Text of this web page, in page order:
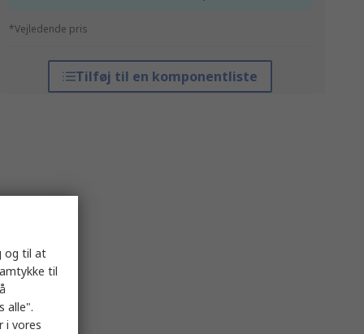
*Vejledende pris
Tilføj til en komponentliste
og til at
til
alle".
i vores